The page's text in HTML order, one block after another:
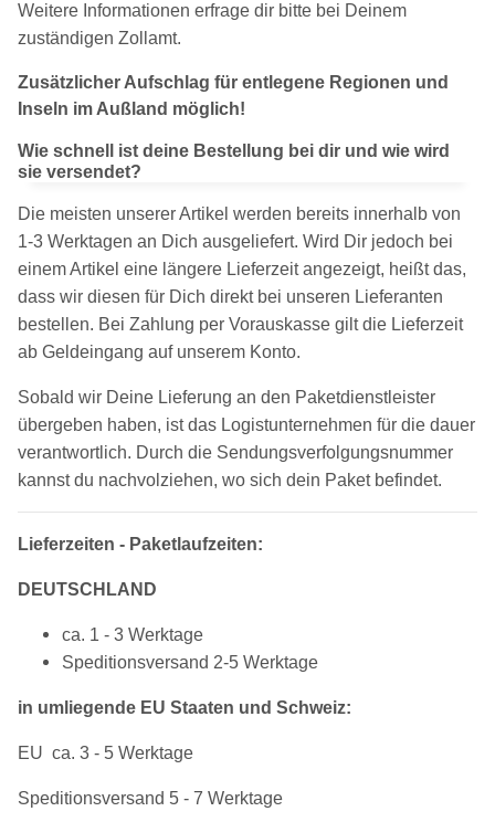
Weitere Informationen erfrage dir bitte bei Deinem
zuständigen Zollamt.
Zusätzlicher Aufschlag für entlegene Regionen und
Inseln im Außland möglich!
Wie schnell ist deine Bestellung bei dir und wie wird
sie versendet?
Die meisten unserer Artikel werden bereits innerhalb von
1-3 Werktagen an Dich ausgeliefert. Wird Dir jedoch bei
einem Artikel eine längere Lieferzeit angezeigt, heißt das,
dass wir diesen für Dich direkt bei unseren Lieferanten
bestellen. Bei Zahlung per Vorauskasse gilt die Lieferzeit
ab Geldeingang auf unserem Konto.
Sobald wir Deine Lieferung an den Paketdienstleister
übergeben haben, ist das Logistunternehmen für die dauer
verantwortlich. Durch die Sendungsverfolgungsnummer
kannst du nachvolziehen, wo sich dein Paket befindet.
Lieferzeiten - Paketlaufzeiten:
DEUTSCHLAND
ca. 1 - 3 Werktage
Speditionsversand 2-5 Werktage
in umliegende EU Staaten und Schweiz:
EU ca. 3 - 5 Werktage
Speditionsversand 5 - 7 Werktage